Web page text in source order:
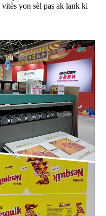
yon sèl pas ak lank ki